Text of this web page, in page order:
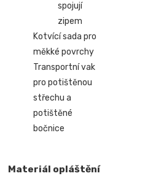
spojují
zipem
Kotvící sada pro
měkké povrchy
Transportní vak
pro potištěnou
střechu a
potištěné
bočnice
Materiál opláštění